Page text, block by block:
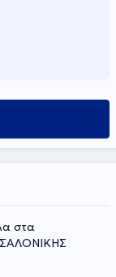
στα